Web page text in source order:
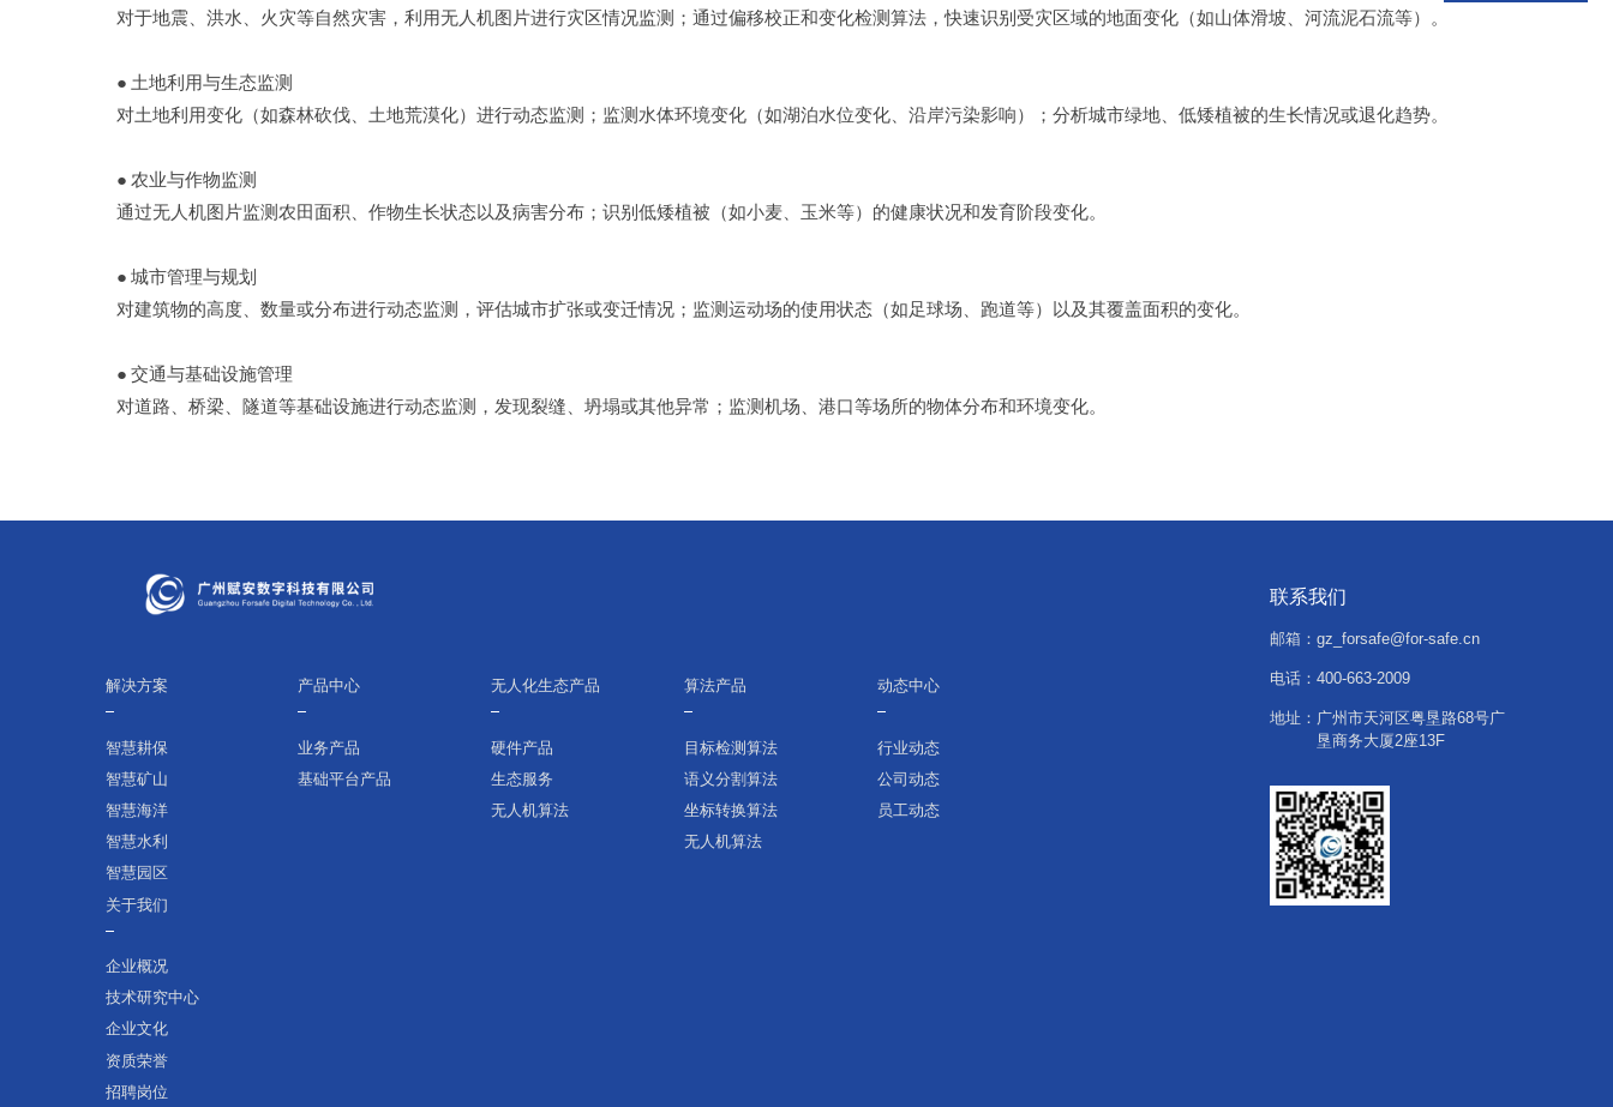
对于地震、洪水、火灾等自然灾害，利用无人机图片进行灾区情况监测；通过偏移校正和变化检测算法，快速识别受灾区域的地面变化（如山体滑坡、河流泥石流等）。
● 土地利用与生态监测
对土地利用变化（如森林砍伐、土地荒漠化）进行动态监测；监测水体环境变化（如湖泊水位变化、沿岸污染影响）；分析城市绿地、低矮植被的生长情况或退化趋势。
● 农业与作物监测
通过无人机图片监测农田面积、作物生长状态以及病害分布；识别低矮植被（如小麦、玉米等）的健康状况和发育阶段变化。
● 城市管理与规划
对建筑物的高度、数量或分布进行动态监测，评估城市扩张或变迁情况；监测运动场的使用状态（如足球场、跑道等）以及其覆盖面积的变化。
● 交通与基础设施管理
对道路、桥梁、隧道等基础设施进行动态监测，发现裂缝、坍塌或其他异常；监测机场、港口等场所的物体分布和环境变化。
解决方案
智慧耕保
智慧矿山
智慧海洋
智慧水利
智慧园区
产品中心
业务产品
基础平台产品
无人化生态产品
硬件产品
生态服务
无人机算法
算法产品
目标检测算法
语义分割算法
坐标转换算法
无人机算法
动态中心
行业动态
公司动态
员工动态
关于我们
企业概况
技术研究中心
企业文化
资质荣誉
招聘岗位
联系我们
邮箱：gz_forsafe@for-safe.cn
电话：400-663-2009
地址： 广州市天河区粤垦路68号广
垦商务大厦2座13F